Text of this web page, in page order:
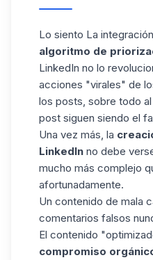
Lo siento La
algoritmo de
LinkedIn no lo
acciones "virales" de
los posts, sobre todo
post siguen siendo el
Una vez más, la
LinkedIn no debe
mucho más complejo
afortunadamente.
Un contenido de mala
comentarios falsos
El contenido
compromiso